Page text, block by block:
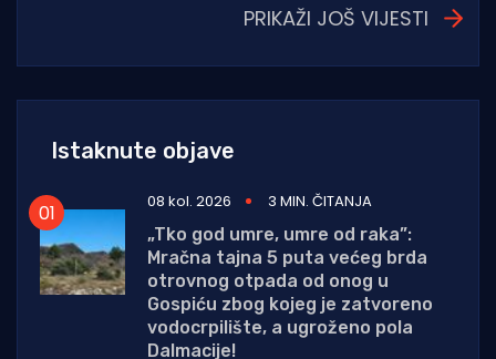
PRIKAŽI JOŠ VIJESTI
Istaknute objave
08 kol. 2026
3 MIN. ČITANJA
„Tko god umre, umre od raka”:
Mračna tajna 5 puta većeg brda
otrovnog otpada od onog u
Gospiću zbog kojeg je zatvoreno
vodocrpilište, a ugroženo pola
Dalmacije!